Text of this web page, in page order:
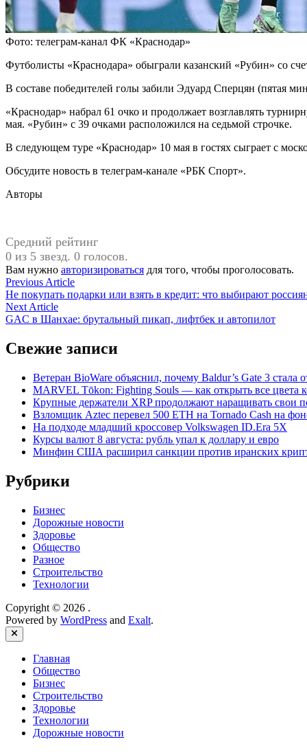
Фото: телеграм-канал ФК «Краснодар»
Футболисты «Краснодара» обыграли казанский «Рубин» со
В составе победителей голы забили Эдуард Сперцян (пятая
«Краснодар» набрал 61 очко и продолжает возглавлять
мая. «Рубин» с 39 очками расположился на седьмой строчке.
В следующем туре «Краснодар» 10 мая в гостях сыграет с
Обсудите новость в телеграм-канале «РБК Спорт».
Авторы
Средний рейтинг
0 из 5 звезд. 0 голосов.
Вам нужно авторизироваться для того, чтобы проголосовать.
Навигация
по
записям
Previous ArticlePrevious
article:
Не покупать подарки или взять в кредит: что выбирают
Next ArticleNext
article:
GAC в Шанхае: брутальный пикап, лифтбек и автопилот
Свежие записи
Ветеран BioWare объяснил, почему Baldur’s Gate 3
MARVEL Tōkon: Fighting Souls — как открыть все цвета
Крупные держатели XRP продолжают наращивать свои
Взломщик Aztec перевел 500 ETH на Tornado Cash на
На подходе младший кроссовер Volkswagen ID.Era 5X
Курсы валют 8 августа: рубль упал к доллару и евро
Минфин США расширил санкции против иранских
Рубрики
Бизнес
Дорожные новости
Здоровье
Общество
Разное
Строительство
Технологии
Copyright © 2026 .
Powered by WordPress and Exalt.
Close
Главная
Общество
Бизнес
Строительство
Здоровье
Технологии
Дорожные новости